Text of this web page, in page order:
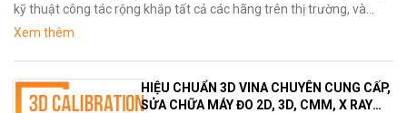
kỹ thuật công tác rộng khắp tất cả các hãng trên thị trường, và
khắp cả nước Chúng tôi phục vụ khách &#x02026;
Xem thêm
HIỆU CHUẨN 3D VINA CHUYÊN CUNG CẤP,
SỬA CHỮA MÁY ĐO 2D, 3D, CMM, X RAY